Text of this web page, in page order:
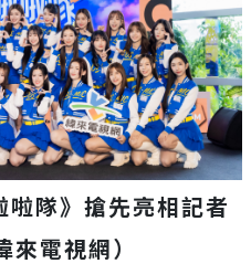
隊》搶先亮相記者
來電視網）